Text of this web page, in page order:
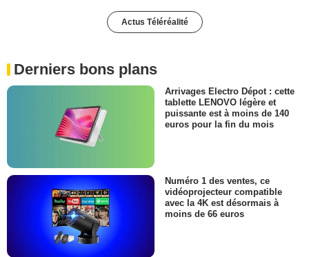
Actus Téléréalité
Derniers bons plans
Arrivages Electro Dépot : cette
tablette LENOVO légère et
puissante est à moins de 140
euros pour la fin du mois
Numéro 1 des ventes, ce
vidéoprojecteur compatible
avec la 4K est désormais à
moins de 66 euros